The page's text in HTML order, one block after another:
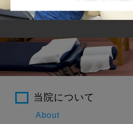
当院について
About